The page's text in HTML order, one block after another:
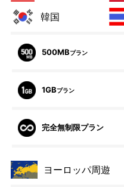
韓国
500MBプラン
1GBプラン
完全無制限プラン
ヨーロッパ周遊